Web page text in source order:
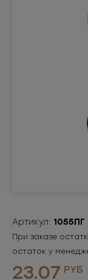
Артикул: 1055ПГ
При заказе
остаток у
23.07 РУБ